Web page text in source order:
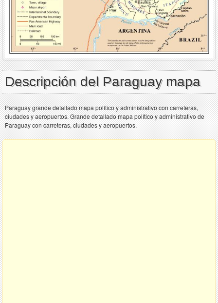
Descripción del Paraguay mapa
Paraguay grande detallado mapa político y administrativo con carreteras,
ciudades y aeropuertos. Grande detallado mapa político y administrativo de
Paraguay con carreteras, ciudades y aeropuertos.